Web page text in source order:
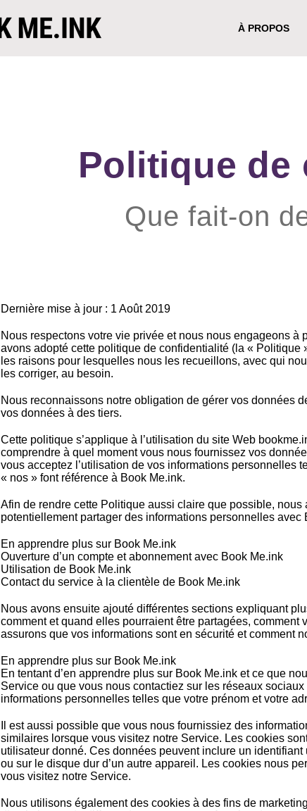
À PROPOS
Politique de
Que fait-on
Dernière mise à jour : 1 Août 2019
Nous respectons votre vie privée et nous nous engageons
avons adopté cette politique de confidentialité (la « Politique
les raisons pour lesquelles nous les recueillons, avec qui
les corriger, au besoin.
Nous reconnaissons notre obligation de gérer vos données
vos données à des tiers.
Cette politique s’applique à l’utilisation du site Web
comprendre à quel moment vous nous fournissez vos
vous acceptez l’utilisation de vos informations personnelles
« nos » font référence à Book Me.ink.
Afin de rendre cette Politique aussi claire que possible,
potentiellement partager des informations personnelles
En apprendre plus sur Book Me.ink
Ouverture d’un compte et abonnement avec Book Me.ink
Utilisation de Book Me.ink
Contact du service à la clientèle de Book Me.ink
Nous avons ensuite ajouté différentes sections expliquant
comment et quand elles pourraient être partagées,
assurons que vos informations sont en sécurité et comment
En apprendre plus sur Book Me.ink
En tentant d’en apprendre plus sur Book Me.ink et ce que
Service ou que vous nous contactiez sur les réseaux
informations personnelles telles que votre prénom et votre
Il est aussi possible que vous nous fournissiez des
similaires lorsque vous visitez notre Service. Les cookies
utilisateur donné. Ces données peuvent inclure un
ou sur le disque dur d’un autre appareil. Les cookies nous
vous visitez notre Service.
Nous utilisons également des cookies à des fins de